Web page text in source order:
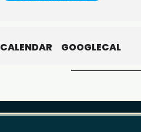
CALENDAR GOOGLECAL